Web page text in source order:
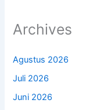
Archives
Agustus 2026
Juli 2026
Juni 2026